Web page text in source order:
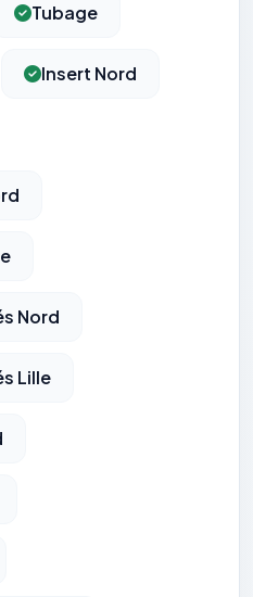
Tubage
Insert Nord
Nord
Lille